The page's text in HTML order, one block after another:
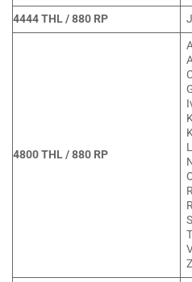
4444 THL / 880 RP
4800 THL / 880 RP